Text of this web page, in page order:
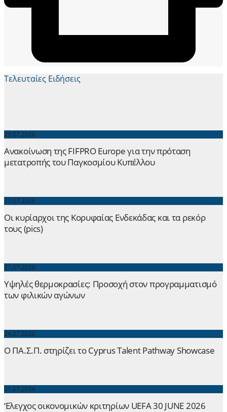
Τελευταίες Ειδήσεις
29.07.2026
Ανακοίνωση της FIFPRO Europe για την πρόταση
μετατροπής του Παγκοσμίου Κυπέλλου
27.07.2026
Οι κυρίαρχοι της Κορυφαίας Ενδεκάδας και τα ρεκόρ
τους (pics)
27.07.2026
Yψηλές θερμοκρασίες: Προσοχή στον προγραμματισμό
των φιλικών αγώνων
24.07.2026
Ο ΠΑ.Σ.Π. στηρίζει το Cyprus Talent Pathway Showcase
21.07.2026
‘Ελεγχος οικονομικών κριτηρίων UEFA 30 JUNE 2026